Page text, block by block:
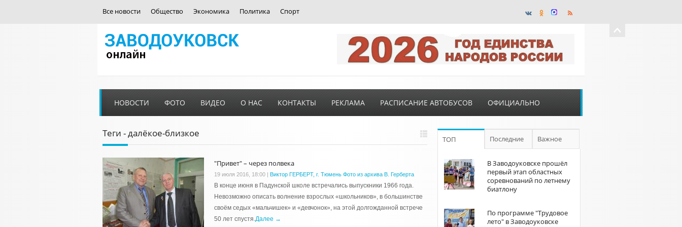
Все новости Общество Экономика Политика Спорт
НОВОСТИ ФОТО ВИДЕО О НАС КОНТАКТЫ РЕКЛАМА РАСПИСАНИЕ АВТОБУСОВ ОФИЦИАЛЬНО
Теги - далёкое-близкое
"Привет" – через полвека
19 июля 2016, 18:00 | Виктор ГЕРБЕРТ, г. Тюмень Фото из архива В. Герберта
В конце июня в Падунской школе встречались выпускники 1966 года.
Невозможно описать волнение взрослых «школьников», в большинстве
своём седых «мальчишек» и «девчонок», на этой долгожданной встрече
50 лет спустя.Далее →
ТОП Последние Важное
В Заводоуковске прошёл
первый этап областных
соревнований по летнему
биатлону
По программе "Трудовое
лето" в Заводоуковске